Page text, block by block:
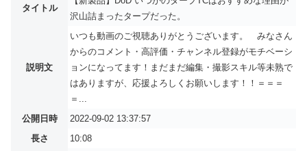
タイトル
沢山詰まったタープだった。
説明文
いつも動画のご視聴ありがとうございます。 みなさん
からのコメント・高評価・チャンネル登録がモチベーシ
ョンになってます！まだまだ編集・撮影スキル等未熟で
はありますが、応援よろしくお願いします！！＝＝＝
＝...
公開日時
2022-09-02 13:37:57
長さ
10:08